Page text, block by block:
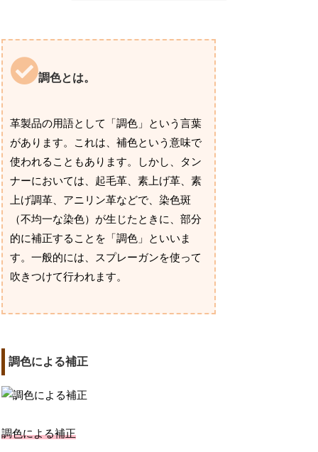
調色とは。
革製品の用語として「調色」という言葉
があります。これは、補色という意味で
使われることもあります。しかし、タン
ナーにおいては、起毛革、素上げ革、素
上げ調革、アニリン革などで、染色斑
（不均一な染色）が生じたときに、部分
的に補正することを「調色」といいま
す。一般的には、スプレーガンを使って
吹きつけて行われます。
調色による補正
調色による補正